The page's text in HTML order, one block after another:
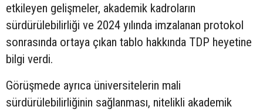
etkileyen gelişmeler, akademik kadroların
sürdürülebilirliği ve 2024 yılında imzalanan protokol
sonrasında ortaya çıkan tablo hakkında TDP heyetine
bilgi verdi.
Görüşmede ayrıca üniversitelerin mali
sürdürülebilirliğinin sağlanması, nitelikli akademik